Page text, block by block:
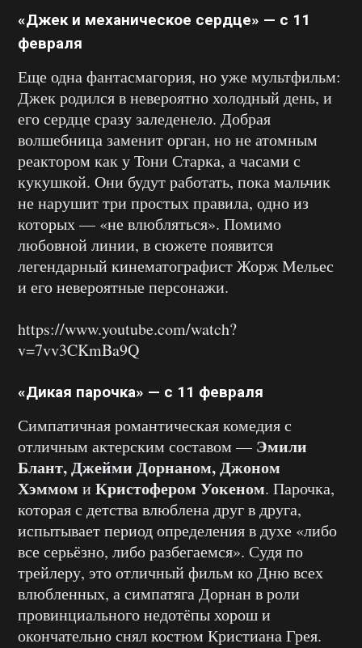
«Джек и механическое сердце» — с 11
февраля
Еще одна фантасмагория, но уже мультфильм:
Джек родился в невероятно холодный день, и
его сердце сразу заледенело. Добрая
волшебница заменит орган, но не атомным
реактором как у Тони Старка, а часами с
кукушкой. Они будут работать, пока мальчик
не нарушит три простых правила, одно из
которых — «не влюбляться». Помимо
любовной линии, в сюжете появится
легендарный кинематографист Жорж Мельес
и его невероятные персонажи.
https://www.youtube.com/watch?
v=7vv3CKmBa9Q
«Дикая парочка» — с 11 февраля
Симпатичная романтическая комедия с
отличным актерским составом — Эмили
Блант, Джейми Дорнаном, Джоном
Хэммом и Кристофером Уокеном. Парочка,
которая с детства влюблена друг в друга,
испытывает период определения в духе «либо
все серьёзно, либо разбегаемся». Судя по
трейлеру, это отличный фильм ко Дню всех
влюбленных, а симпатяга Дорнан в роли
провинциального недотёпы хорош и
окончательно снял костюм Кристиана Грея.